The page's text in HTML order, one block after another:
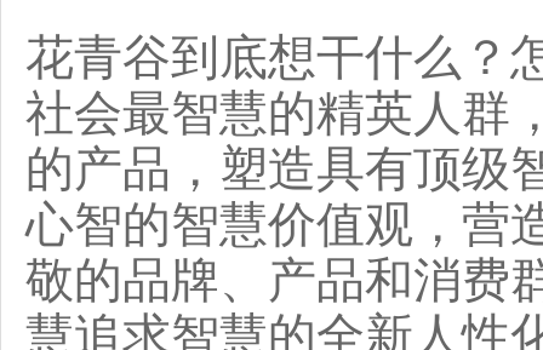
花青谷到底想干什么？
社会最智慧的精英人群
的产品，塑造具有顶级
心智的智慧价值观，营
敬的品牌、产品和消费
慧追求智慧的全新人性